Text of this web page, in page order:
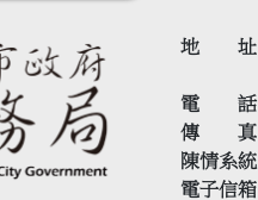
地 址
電 話
傳 真
陳情系統
電子信箱